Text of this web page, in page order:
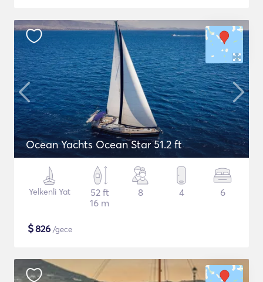
Ocean Yachts Ocean Star 51.2 ft
Yelkenli Yat
52 ft
16 m
8 4 6
$826 /gece